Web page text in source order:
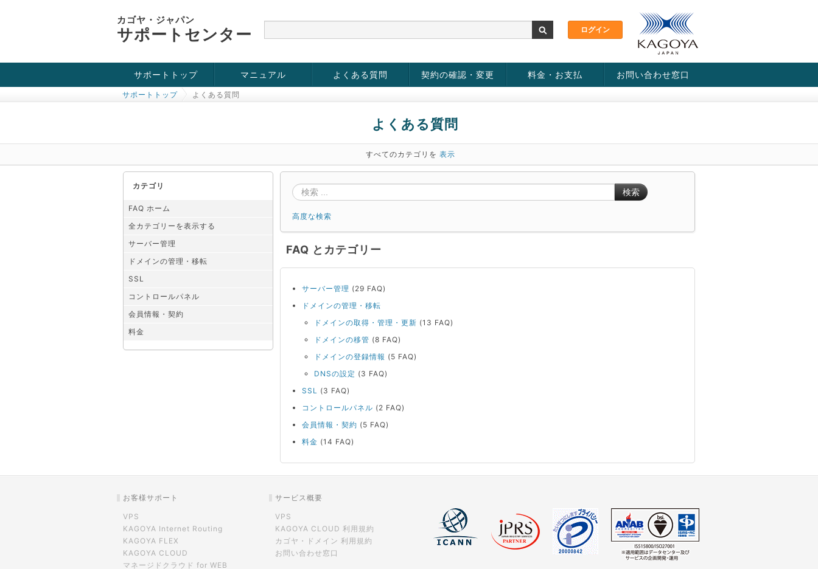
カゴヤ・ジャパン
サポートセンター
サポートトップ
お役立ち情報
チュートリアル
障害・メンテナンス情報
マニュアル よくある質問 契約の確認・変更 料金・お支払 お問い合わせ窓口
サポートトップ よくある質問
よくある質問
すべてのカテゴリを 表示
カテゴリ
FAQ ホーム
全カテゴリーを表示する
サーバー管理
ドメインの管理・移転
SSL
コントロールパネル
会員情報・契約
料金
検索
高度な検索
FAQ とカテゴリー
サーバー管理 (29 FAQ)
ドメインの管理・移転
ドメインの取得・管理・更新 (13 FAQ)
ドメインの移管 (8 FAQ)
ドメインの登録情報 (5 FAQ)
DNSの設定 (3 FAQ)
SSL (3 FAQ)
コントロールパネル (2 FAQ)
会員情報・契約 (5 FAQ)
料金 (14 FAQ)
お客様サポート
VPS
KAGOYA Internet Routing
KAGOYA FLEX
KAGOYA CLOUD
マネージドクラウド for WEB
サービス概要
VPS
KAGOYA CLOUD 利用規約
カゴヤ・ドメイン 利用規約
お問い合わせ窓口